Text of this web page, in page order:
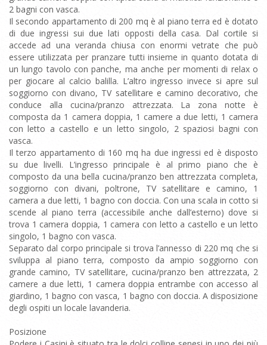
2 bagni con vasca.
Il secondo appartamento di 200 mq è al piano terra ed è dotato
di due ingressi sui due lati opposti della casa. Dal cortile si
accede ad una veranda chiusa con enormi vetrate che può
essere utilizzata per pranzare tutti insieme in quanto dotata di
un lungo tavolo con panche, ma anche per momenti di relax o
per giocare al calcio balilla. L’altro ingresso invece si apre sul
soggiorno con divano, TV satellitare e camino decorativo, che
conduce alla cucina/pranzo attrezzata. La zona notte è
composta da 1 camera doppia, 1 camere a due letti, 1 camera
con letto a castello e un letto singolo, 2 spaziosi bagni con
vasca.
Il terzo appartamento di 160 mq ha due ingressi ed è disposto
su due livelli. L’ingresso principale è al primo piano che è
composto da una bella cucina/pranzo ben attrezzata completa,
soggiorno con divani, poltrone, TV satellitare e camino, 1
camera a due letti, 1 bagno con doccia. Con una scala in cotto si
scende al piano terra (accessibile anche dall’esterno) dove si
trova 1 camera doppia, 1 camera con letto a castello e un letto
singolo, 1 bagno con vasca.
Separato dal corpo principale si trova l’annesso di 220 mq che si
sviluppa al piano terra, composto da ampio soggiorno con
grande camino, TV satellitare, cucina/pranzo ben attrezzata, 2
camere a due letti, 1 camera doppia entrambe con accesso al
giardino, 1 bagno con vasca, 1 bagno con doccia. A disposizione
degli ospiti un locale lavanderia.
Posizione